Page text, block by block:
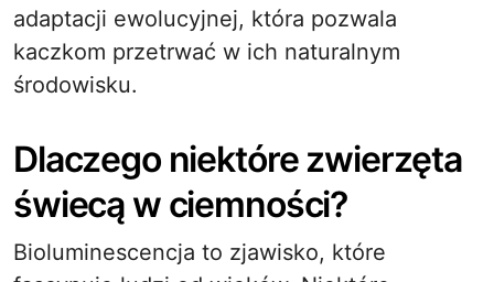
adaptacji ewolucyjnej, która pozwala
kaczkom przetrwać w ich naturalnym
środowisku.
Dlaczego niektóre zwierzęta
świecą w ciemności?
Bioluminescencja to zjawisko, które